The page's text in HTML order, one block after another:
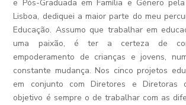
e Pós-Graduada em Família e Género
Lisboa, dediquei a maior parte do meu
Educação. Assumo que trabalhar em
uma paixão, é ter a certeza de
empoderamento de crianças e jovens,
constante mudança. Nos cinco projetos
em conjunto com Diretores e Diretoras
objetivo é sempre o de trabalhar com as